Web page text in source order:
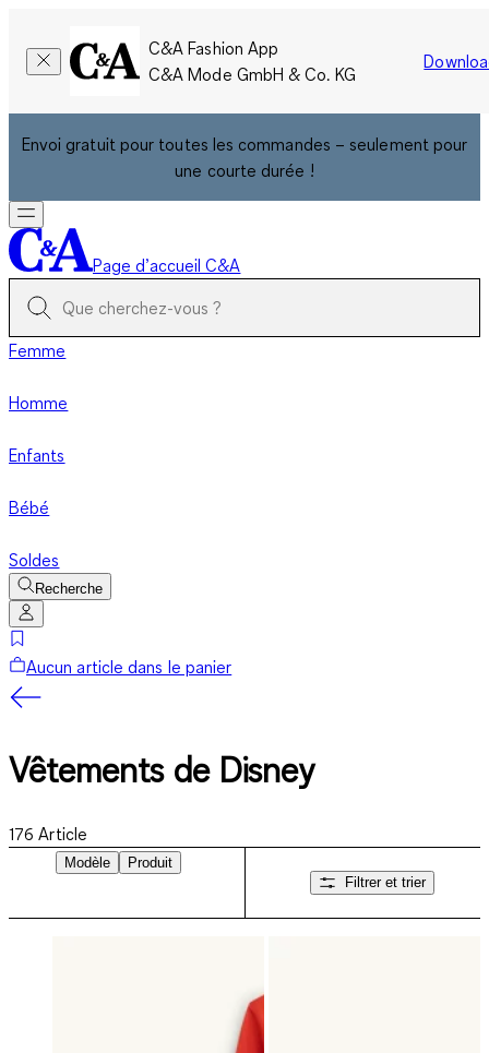
C&A Fashion App
C&A Mode GmbH & Co. KG
Envoi gratuit pour toutes les commandes – seulement pour
une courte durée !
Page d’accueil C&A
Femme
Homme
Enfants
Bébé
Soldes
Recherche
Aucun article dans le panier
Vêtements de Disney
176 Article
Modèle
Produit
Filtrer et trier